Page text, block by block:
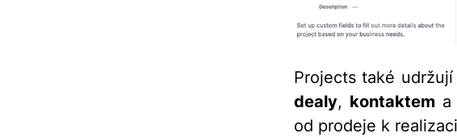
Projects také
dealy, kontaktem a
od prodeje k